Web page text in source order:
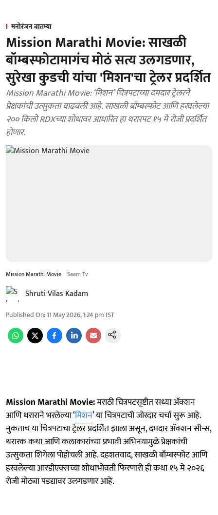
मनोरंजन बातम्या
Mission Marathi Movie: साखळी
बॉम्बस्फोटामागंच मोठं सत्य उलगडणार,
सुरेखा कुडची यांचा 'मिशन'चा ट्रेलर प्रदर्शित
Mission Marathi Movie: ‘मिशन’ चित्रपटाच्या दमदार ट्रेलरने
प्रेक्षकांची उत्सुकता वाढवली आहे. साखळी बॉम्बस्फोट आणि हरवलेल्या
२०० किलो RDXच्या शोधावर आधारित हा थरारपट १५ मे रोजी प्रदर्शित
होणार.
Mission Marathi Movie Saam Tv
Shruti Vilas Kadam
Published On:11 May 2026, 1:24 pm IST
Mission Marathi Movie:मराठी चित्रपटसृष्टीत सध्या ॲक्शन
आणि थराराने भरलेल्या ‘मिशन’ या चित्रपटाची जोरदार चर्चा सुरू आहे.
नुकताच या चित्रपटाचा ट्रेलर प्रदर्शित झाला असून, दमदार ॲक्शन सीन्स,
थरारक कथा आणि कलाकारांच्या प्रभावी अभिनयामुळे प्रेक्षकांची
उत्सुकता शिगेला पोहोचली आहे. दहशतवाद, साखळी बॉम्बस्फोट आणि
हरवलेल्या आरडीएक्सच्या शोधाभोवती फिरणारी ही कथा १५ मे २०२६
रोजी मोठ्या पडद्यावर उलगडणार आहे.